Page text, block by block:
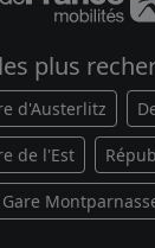
plus
d'Austerlitz
de l'Est
Gare